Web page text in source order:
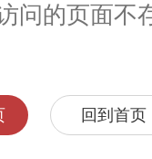
问的页面不
回到首页